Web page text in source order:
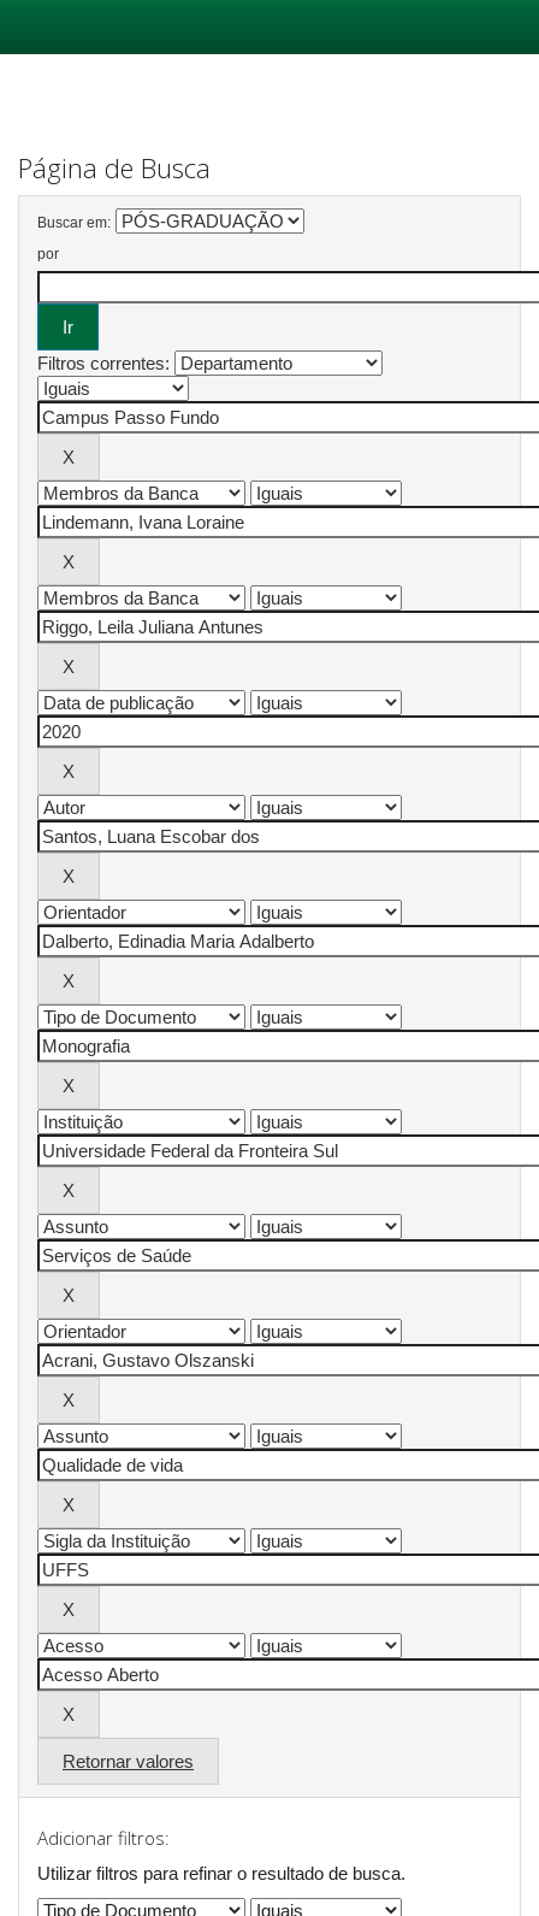
Página de Busca
Buscar em:
por
Filtros correntes:
Retornar valores
Adicionar filtros:
Utilizar filtros para refinar o resultado de busca.